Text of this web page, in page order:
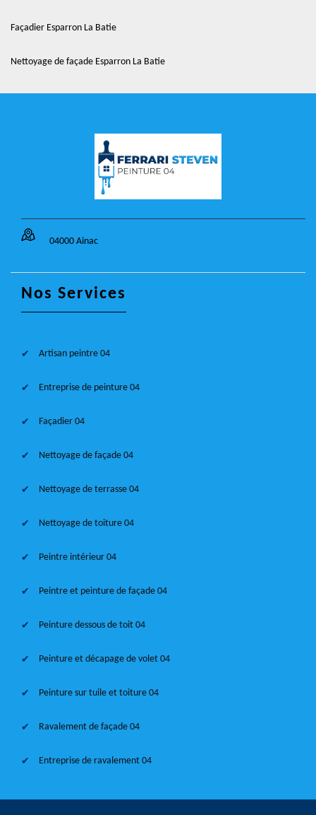
Façadier Esparron La Batie
Nettoyage de façade Esparron La Batie
04000 Ainac
Nos Services
Artisan peintre 04
Entreprise de peinture 04
Façadier 04
Nettoyage de façade 04
Nettoyage de terrasse 04
Nettoyage de toiture 04
Peintre intérieur 04
Peintre et peinture de façade 04
Peinture dessous de toit 04
Peinture et décapage de volet 04
Peinture sur tuile et toiture 04
Ravalement de façade 04
Entreprise de ravalement 04